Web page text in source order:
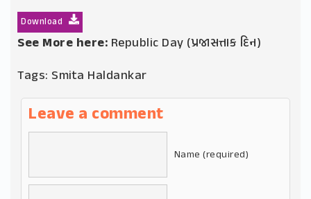
Download
See More here: Republic Day (પ્રજાસત્તાક દિન)
Tags: Smita Haldankar
Leave a comment
Name (required)